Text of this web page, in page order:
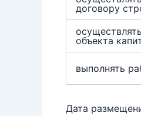
договору
объекта
выполнять
Дата